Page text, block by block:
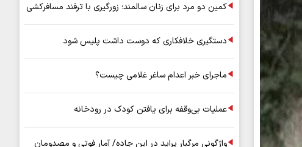
کمین دو مرد برای زنان سالمند؛ زورگیری با ترفند مسافرکشی
دستگیری خلافکاری که دوست داشت پلیس شود
ماجرای خبر اعدام ساغر غلامی چیست؟
عملیات بی‌وقفه برای یافتن کودک در رودخانه
واژگونی مرگبار پراید در این جاده/ آمار فوتی و مصدومان